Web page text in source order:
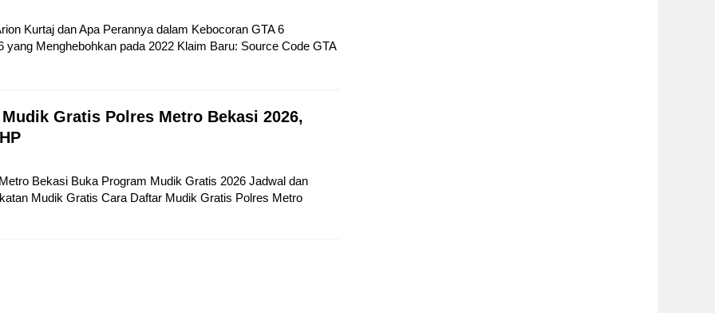
Kurtaj dan Apa Perannya dalam Kebocoran GTA 6
yang Menghebohkan pada 2022 Klaim Baru: Source Code GTA
Gratis Polres Metro Bekasi 2026,
Bekasi Buka Program Mudik Gratis 2026 Jadwal dan
Mudik Gratis Cara Daftar Mudik Gratis Polres Metro